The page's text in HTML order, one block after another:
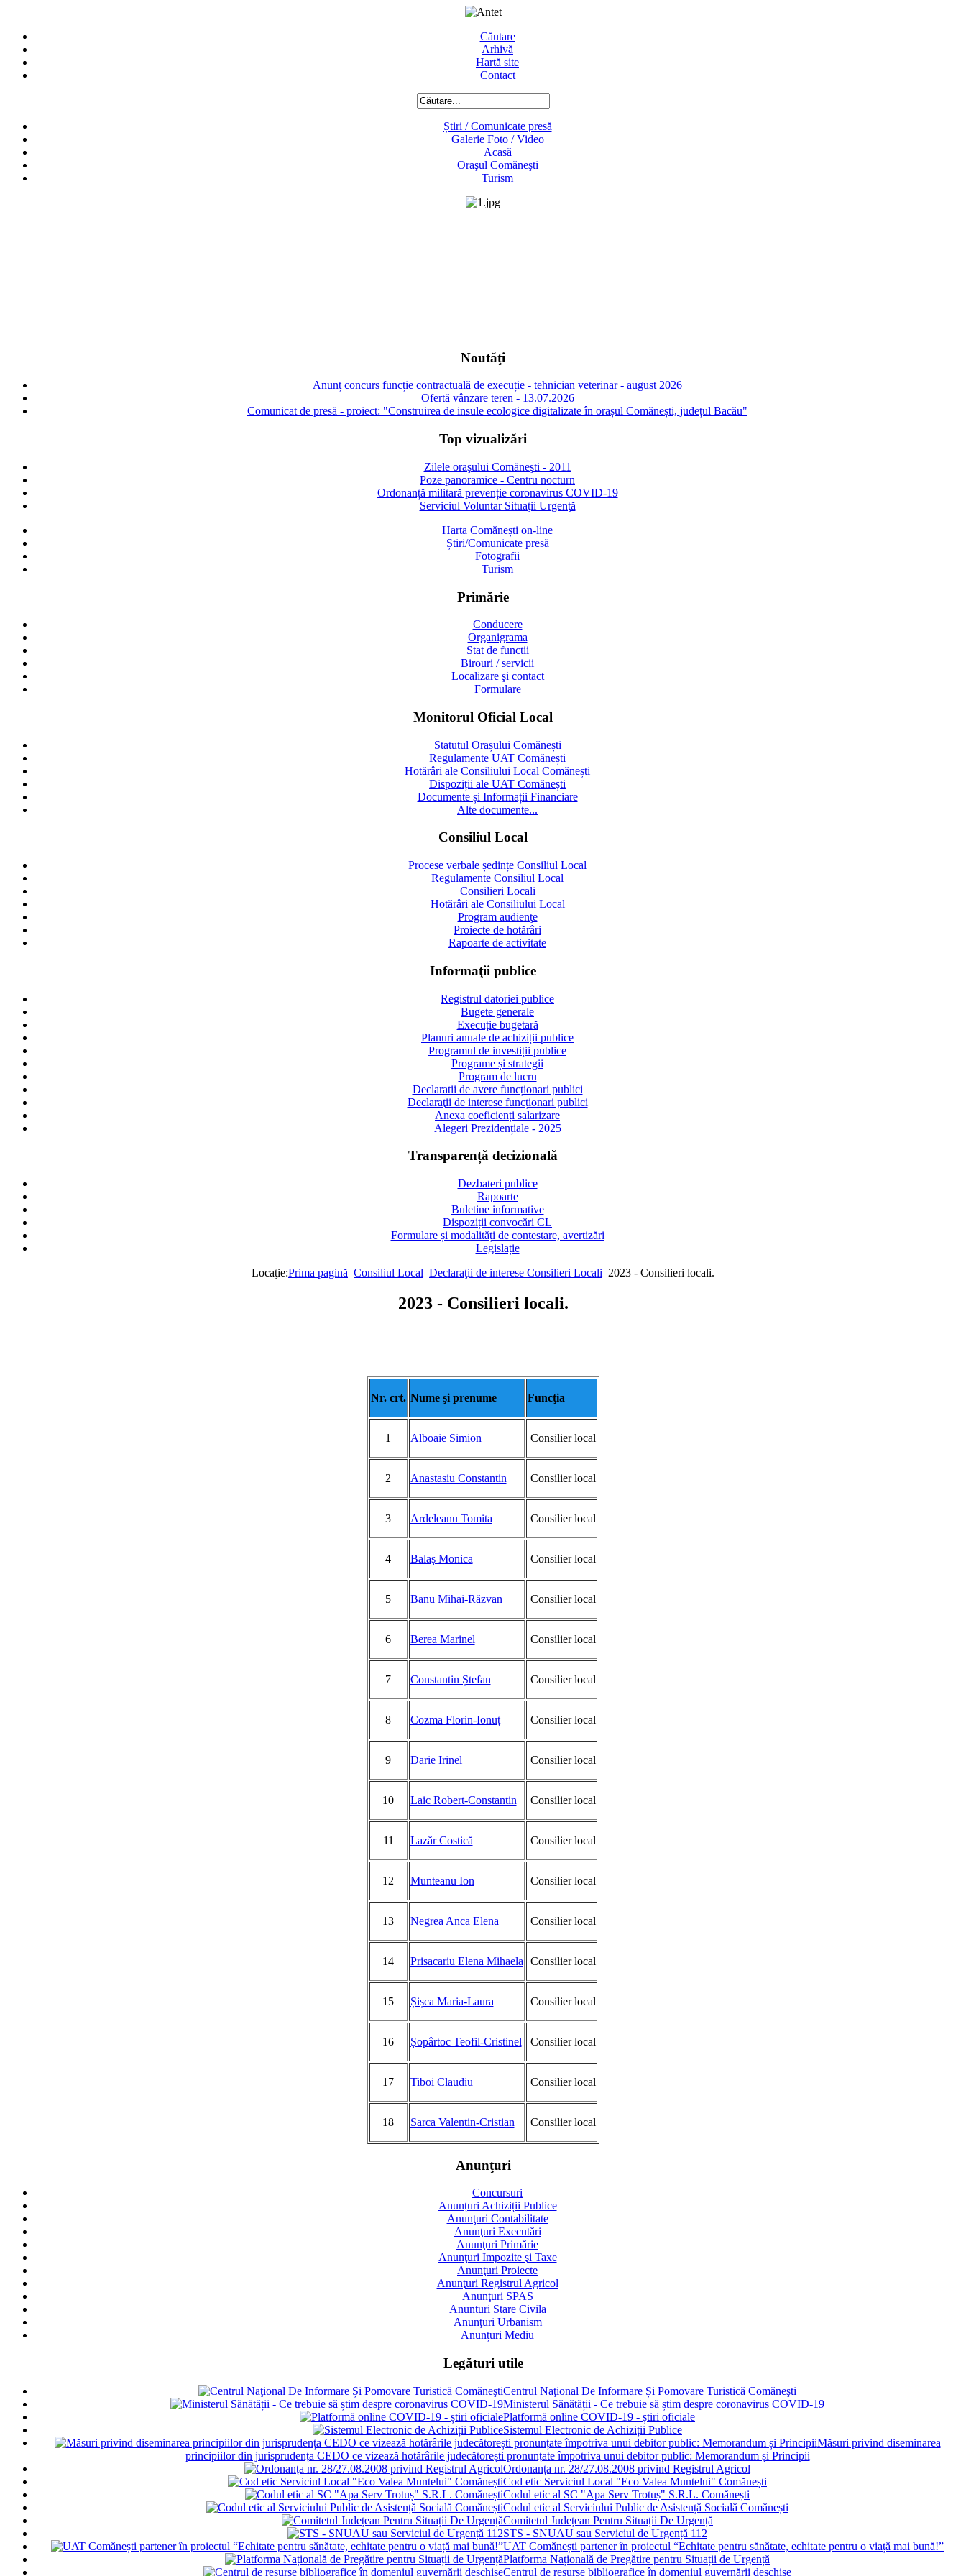
Căutare
Arhivă
Hartă site
Contact
Știri / Comunicate presă
Galerie Foto / Video
Acasă
Oraşul Comăneşti
Turism
Noutăţi
Anunț concurs funcție contractuală de execuție - tehnician veterinar - august 2026
Ofertă vânzare teren - 13.07.2026
Comunicat de presă - proiect: "Construirea de insule ecologice digitalizate în orașul Comănești, județul Bacău"
Top vizualizări
Zilele oraşului Comăneşti - 2011
Poze panoramice - Centru nocturn
Ordonanță militară prevenție coronavirus COVID-19
Serviciul Voluntar Situaţii Urgenţă
Harta Comănești on-line
Știri/Comunicate presă
Fotografii
Turism
Primărie
Conducere
Organigrama
Stat de functii
Birouri / servicii
Localizare şi contact
Formulare
Monitorul Oficial Local
Statutul Orașului Comănești
Regulamente UAT Comănești
Hotărâri ale Consiliului Local Comănești
Dispoziții ale UAT Comănești
Documente și Informații Financiare
Alte documente...
Consiliul Local
Procese verbale ședințe Consiliul Local
Regulamente Consiliul Local
Consilieri Locali
Hotărâri ale Consiliului Local
Program audienţe
Proiecte de hotărâri
Rapoarte de activitate
Informaţii publice
Registrul datoriei publice
Bugete generale
Execuție bugetară
Planuri anuale de achiziții publice
Programul de investiții publice
Programe și strategii
Program de lucru
Declaratii de avere funcționari publici
Declaraţii de interese funcționari publici
Anexa coeficienți salarizare
Alegeri Prezidențiale - 2025
Transparență decizională
Dezbateri publice
Rapoarte
Buletine informative
Dispoziții convocări CL
Formulare și modalități de contestare, avertizări
Legislație
Locaţie:Prima pagină Consiliul Local Declaraţii de interese Consilieri Locali 2023 - Consilieri locali.
2023 - Consilieri locali.
Nr. crt. Nume şi prenume Funcţia
1 Alboaie Simion Consilier local
2 Anastasiu Constantin Consilier local
3 Ardeleanu Tomita Consilier local
4 Balaș Monica Consilier local
5 Banu Mihai-Răzvan Consilier local
6 Berea Marinel Consilier local
7 Constantin Ștefan Consilier local
8 Cozma Florin-Ionuț Consilier local
9 Darie Irinel Consilier local
10 Laic Robert-Constantin Consilier local
11 Lazăr Costică Consilier local
12 Munteanu Ion Consilier local
13 Negrea Anca Elena Consilier local
14 Prisacariu Elena Mihaela Consilier local
15 Șișca Maria-Laura Consilier local
16 Șopârtoc Teofil-Cristinel Consilier local
17 Tiboi Claudiu Consilier local
18 Sarca Valentin-Cristian Consilier local
Anunţuri
Concursuri
Anunțuri Achiziții Publice
Anunţuri Contabilitate
Anunţuri Executări
Anunţuri Primărie
Anunţuri Impozite şi Taxe
Anunţuri Proiecte
Anunţuri Registrul Agricol
Anunţuri SPAS
Anunturi Stare Civila
Anunţuri Urbanism
Anunțuri Mediu
Legături utile
Centrul Naţional De Informare Și Pomovare Turistică Comăneşti
Ministerul Sănătății - Ce trebuie să știm despre coronavirus COVID-19
Platformă online COVID-19 - știri oficiale
Sistemul Electronic de Achiziții Publice
Măsuri privind diseminarea
principiilor din jurisprudența CEDO ce vizează hotărârile judecătorești pronunțate împotriva unui debitor public: Memorandum și Principii
Ordonanța nr. 28/27.08.2008 privind Registrul Agricol
Cod etic Serviciul Local "Eco Valea Muntelui" Comănești
Codul etic al SC "Apa Serv Trotuș" S.R.L. Comănești
Codul etic al Serviciului Public de Asistență Socială Comănești
Comitetul Județean Pentru Situații De Urgență
STS - SNUAU sau Serviciul de Urgență 112
UAT Comănești partener în proiectul “Echitate pentru sănătate, echitate pentru o viață mai bună!”
Platforma Națională de Pregătire pentru Situații de Urgență
Centrul de resurse bibliografice în domeniul guvernării deschise